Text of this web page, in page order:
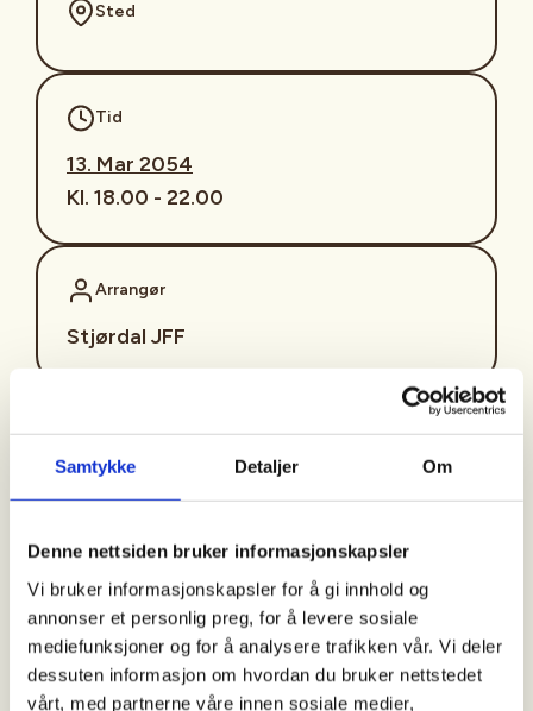
Samtykke Detaljer Om
Denne nettsiden bruker informasjonskapsler
Vi bruker informasjonskapsler for å gi innhold og
annonser et personlig preg, for å levere sosiale
mediefunksjoner og for å analysere trafikken vår. Vi deler
dessuten informasjon om hvordan du bruker nettstedet
vårt, med partnerne våre innen sosiale medier,
Sted
Tid
13. Mar 2054
Kl. 18.00 - 22.00
Arrangør
Stjørdal JFF
sjffung@outlook.com
Fast fredagsmøte i
Ungdomsutvalget SJFF
(SJFFU)